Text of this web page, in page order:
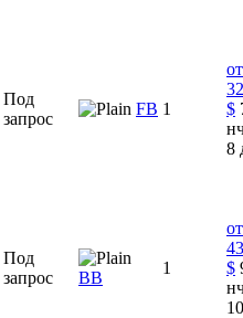
Под
запрос
FB 1
от
$
8
Под
запрос
ВВ
1
от
$